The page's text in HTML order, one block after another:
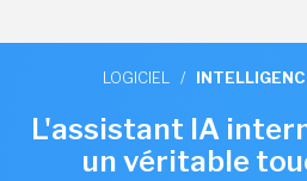
LOGICIEL /
L'assistant IA
un véritable